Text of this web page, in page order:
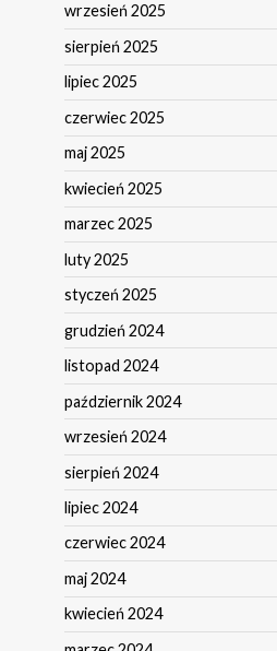
wrzesień 2025
sierpień 2025
lipiec 2025
czerwiec 2025
maj 2025
kwiecień 2025
marzec 2025
luty 2025
styczeń 2025
grudzień 2024
listopad 2024
październik 2024
wrzesień 2024
sierpień 2024
lipiec 2024
czerwiec 2024
maj 2024
kwiecień 2024